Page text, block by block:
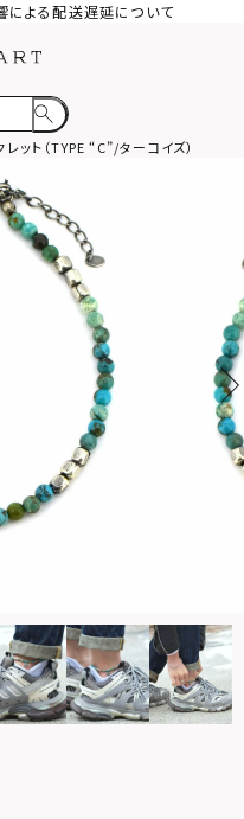
による配送遅延について
ット（TYPE “C”/ターコイズ）